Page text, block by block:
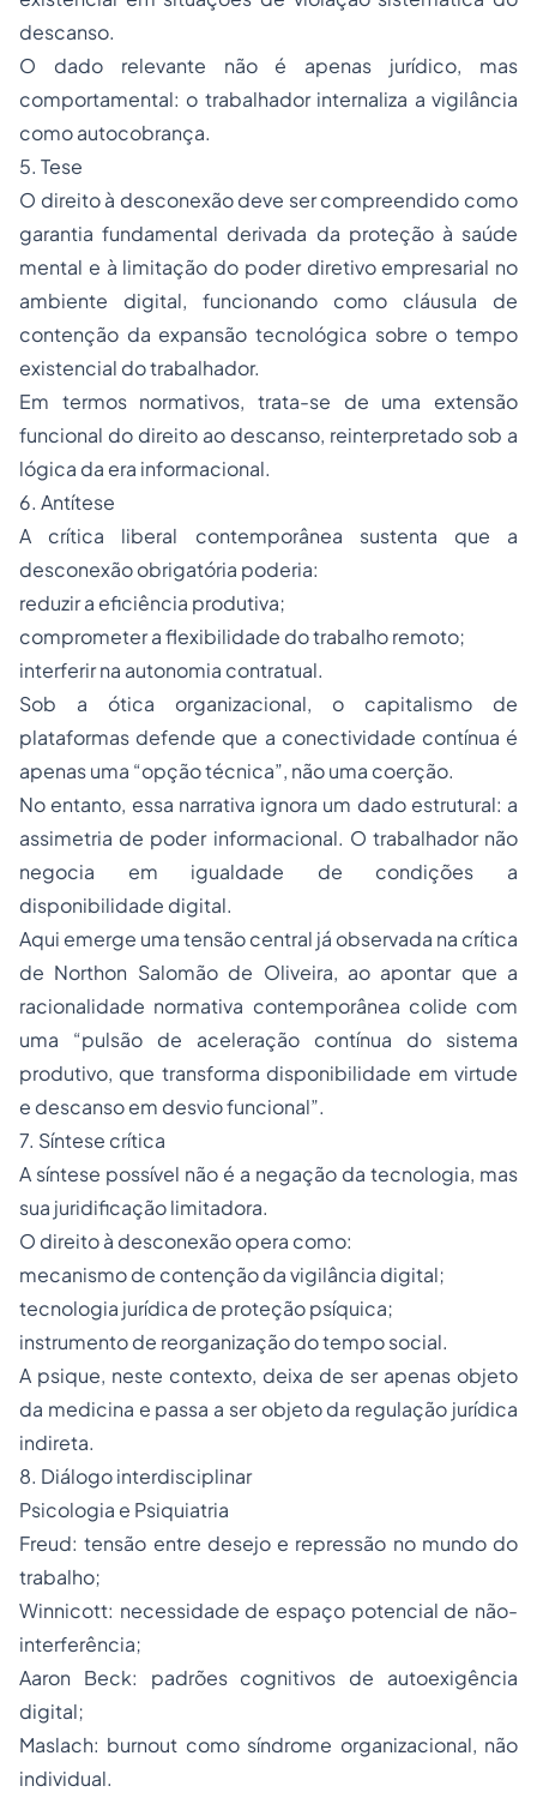
descanso.
O dado relevante não é apenas jurídico, mas
comportamental: o trabalhador internaliza a vigilância
como autocobrança.
5. Tese
O direito à desconexão deve ser compreendido como
garantia fundamental derivada da proteção à saúde
mental e à limitação do poder diretivo empresarial no
ambiente digital, funcionando como cláusula de
contenção da expansão tecnológica sobre o tempo
existencial do trabalhador.
Em termos normativos, trata-se de uma extensão
funcional do direito ao descanso, reinterpretado sob a
lógica da era informacional.
6. Antítese
A crítica liberal contemporânea sustenta que a
desconexão obrigatória poderia:
reduzir a eficiência produtiva;
comprometer a flexibilidade do trabalho remoto;
interferir na autonomia contratual.
Sob a ótica organizacional, o capitalismo de
plataformas defende que a conectividade contínua é
apenas uma “opção técnica”, não uma coerção.
No entanto, essa narrativa ignora um dado estrutural: a
assimetria de poder informacional. O trabalhador não
negocia em igualdade de condições a
disponibilidade digital.
Aqui emerge uma tensão central já observada na crítica
de Northon Salomão de Oliveira, ao apontar que a
racionalidade normativa contemporânea colide com
uma “pulsão de aceleração contínua do sistema
produtivo, que transforma disponibilidade em virtude
e descanso em desvio funcional”.
7. Síntese crítica
A síntese possível não é a negação da tecnologia, mas
sua juridificação limitadora.
O direito à desconexão opera como:
mecanismo de contenção da vigilância digital;
tecnologia jurídica de proteção psíquica;
instrumento de reorganização do tempo social.
A psique, neste contexto, deixa de ser apenas objeto
da medicina e passa a ser objeto da regulação jurídica
indireta.
8. Diálogo interdisciplinar
Psicologia e Psiquiatria
Freud: tensão entre desejo e repressão no mundo do
trabalho;
Winnicott: necessidade de espaço potencial de não-
interferência;
Aaron Beck: padrões cognitivos de autoexigência
digital;
Maslach: burnout como síndrome organizacional, não
individual.